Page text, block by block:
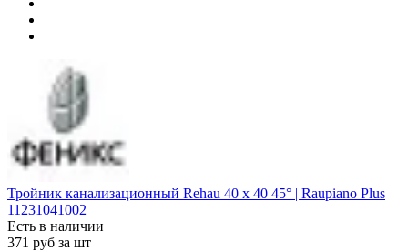
Тройник канализационный Rehau 40 х 40 45° | Raupiano Plus
11231041002
Есть в наличии
371 руб за шт